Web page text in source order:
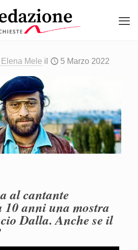
Elena Mele il 5 Marzo 2022
al cantante
10 anni una mostra
Dalla. Anche se il